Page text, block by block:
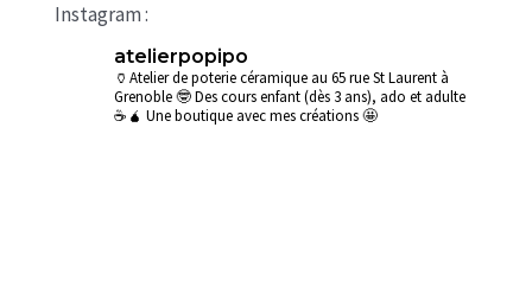
Instagram :
atelierpopipo
🏺Atelier de poterie céramique au 65 rue St Laurent à
Grenoble🤓 Des cours enfant (dès 3 ans), ado et adulte
☕🧉 Une boutique avec mes créations 🤩